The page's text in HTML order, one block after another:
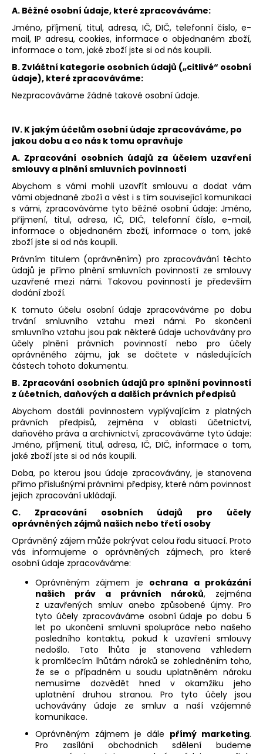
A. Běžné osobní údaje, které zpracováváme:
Jméno, příjmení, titul, adresa, IČ, DIČ, telefonní číslo, e-
mail, IP adresu, cookies, informace o objednaném zboží,
informace o tom, jaké zboží jste si od nás koupili.
B. Zvláštní kategorie osobních údajů („citlivé“ osobní
údaje), které zpracováváme:
Nezpracováváme žádné takové osobní údaje.
IV. K jakým účelům osobní údaje zpracováváme, po
jakou dobu a co nás k tomu opravňuje
A. Zpracování osobních údajů za účelem uzavření
smlouvy a plnění smluvních povinností
Abychom s vámi mohli uzavřít smlouvu a dodat vám
vámi objednané zboží a vést i s tím související komunikaci
s vámi, zpracováváme tyto běžné osobní údaje: Jméno,
příjmení, titul, adresa, IČ, DIČ, telefonní číslo, e-mail,
informace o objednaném zboží, informace o tom, jaké
zboží jste si od nás koupili.
Právním titulem (oprávněním) pro zpracovávání těchto
údajů je přímo plnění smluvních povinností ze smlouvy
uzavřené mezi námi. Takovou povinností je především
dodání zboží.
K tomuto účelu osobní údaje zpracováváme po dobu
trvání smluvního vztahu mezi námi. Po skončení
smluvního vztahu jsou pak některé údaje uchovávány pro
účely plnění právních povinností nebo pro účely
oprávněného zájmu, jak se dočtete v následujících
částech tohoto dokumentu.
B. Zpracování osobních údajů pro splnění povinností
z účetních, daňových a dalších právních předpisů
Abychom dostáli povinnostem vyplývajícím z platných
právních předpisů, zejména v oblasti účetnictví,
daňového práva a archivnictví, zpracováváme tyto údaje:
Jméno, příjmení, titul, adresa, IČ, DIČ, informace o tom,
jaké zboží jste si od nás koupili.
Doba, po kterou jsou údaje zpracovávány, je stanovena
přímo příslušnými právními předpisy, které nám povinnost
jejich zpracování ukládají.
C. Zpracování osobních údajů pro účely
oprávněných zájmů našich nebo třetí osoby
Oprávněný zájem může pokrývat celou řadu situací. Proto
vás informujeme o oprávněných zájmech, pro které
osobní údaje zpracováváme:
Oprávněným zájmem je ochrana a prokázání
našich práv a právních nároků, zejména
z uzavřených smluv anebo způsobené újmy. Pro
tyto účely zpracováváme osobní údaje po dobu 5
let po ukončení smluvní spolupráce nebo našeho
posledního kontaktu, pokud k uzavření smlouvy
nedošlo. Tato lhůta je stanovena vzhledem
k promlčecím lhůtám nároků se zohledněním toho,
že se o případném u soudu uplatněném nároku
nemusíme dozvědět hned v okamžiku jeho
uplatnění druhou stranou. Pro tyto účely jsou
uchovávány údaje ze smluv a naší vzájemné
komunikace.
Oprávněným zájmem je dále přímý marketing.
Pro zasílání obchodních sdělení budeme